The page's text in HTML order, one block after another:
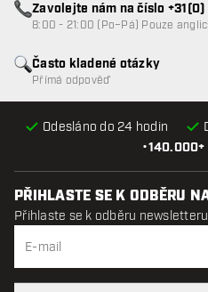
•140.000+
Odesláno do 24 hodin
Často kladené otázky
Přímá odpověď
Zavolejte nám na číslo
8:00 - 21:00 (Po–Pá) Pouze
PŘIHLASTE SE K ODBĚRU
Přihlaste se k odběru